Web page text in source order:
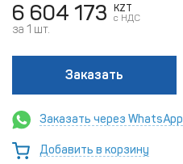
6 604 173
KZT
c НДС
за 1 шт.
Заказать
Заказать через WhatsApp
Добавить в корзину